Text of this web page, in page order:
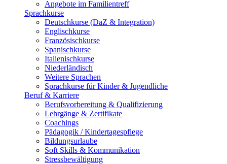
Angebote im Familientreff
Sprachkurse
Deutschkurse (DaZ & Integration)
Englischkurse
Französischkurse
Spanischkurse
Italienischkurse
Niederländisch
Weitere Sprachen
Sprachkurse für Kinder & Jugendliche
Beruf & Karriere
Berufsvorbereitung & Qualifizierung
Lehrgänge & Zertifikate
Coachings
Pädagogik / Kindertagespflege
Bildungsurlaube
Soft Skills & Kommunikation
Stressbewältigung